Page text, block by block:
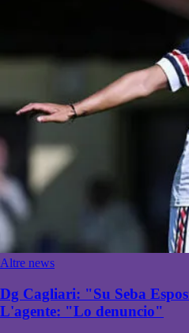
Altre news
Dg Cagliari: "Su Seba
L'agente: "Lo denuncio"